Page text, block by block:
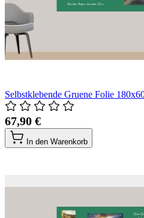
Selbstklebende Gruene Folie
67,90 €
In den Warenkorb